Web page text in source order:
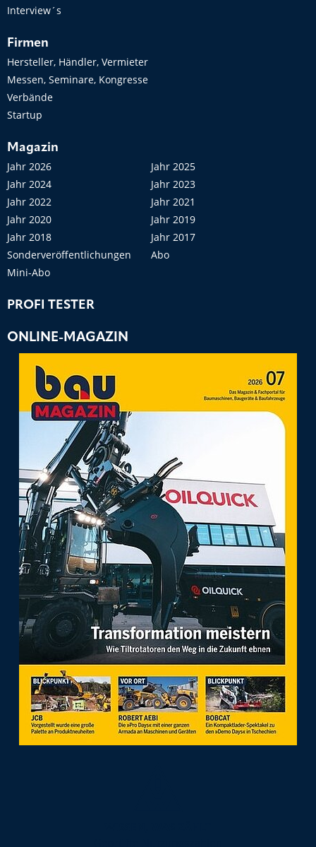
Interview´s
Firmen
Hersteller, Händler, Vermieter
Messen, Seminare, Kongresse
Verbände
Startup
Magazin
Jahr 2026
Jahr 2025
Jahr 2024
Jahr 2023
Jahr 2022
Jahr 2021
Jahr 2020
Jahr 2019
Jahr 2018
Jahr 2017
Sonderveröffentlichungen
Abo
Mini-Abo
PROFI TESTER
ONLINE-MAGAZIN